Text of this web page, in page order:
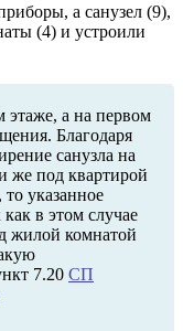
а санузел (9),
(4) и устроили
этаже, а на первом
Благодаря
санузла на
же под квартирой
указанное
в этом случае
жилой комнатой
7.20 СП